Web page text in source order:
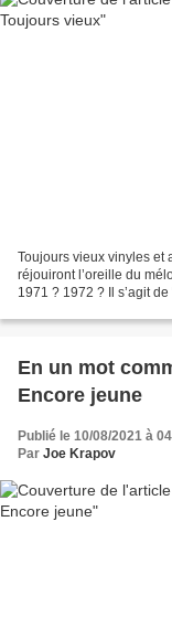
Toujours vieux vinyles et
réjouiront l’oreille du
1971 ? 1972 ? Il s’agit
En un mot
Encore jeune
Publié le 10/08/2021 à
Par Joe Krapov